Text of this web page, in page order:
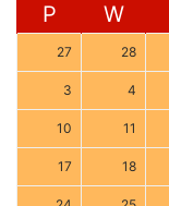
P W
27 28
3 4
10 11
17 18